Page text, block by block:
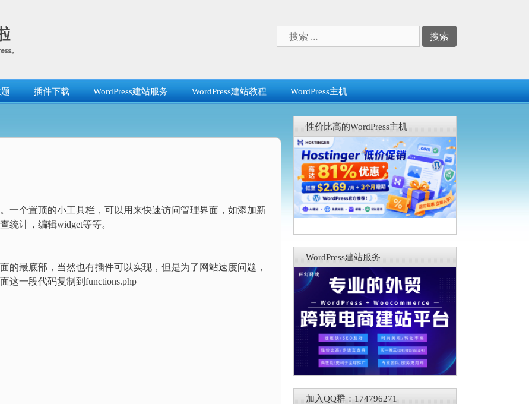
索：
插件下载 WordPress建站服务 WordPress建站教程 WordPress主机
。一个置顶的小工具栏，可以用来快速访问管理界面，如添加新
统计，编辑widget等等。
的最底部，当然也有插件可以实现，但是为了网站速度问题，
这一段代码复制到functions.php
性价比高的WordPress主机
WordPress建站服务
加入QQ群：174796271